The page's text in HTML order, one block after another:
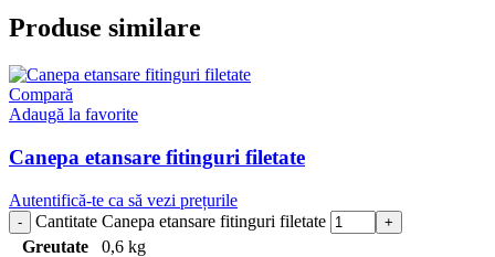
Produse similare
Compară
Adaugă la favorite
Canepa etansare fitinguri filetate
Autentifică-te ca să vezi prețurile
Cantitate Canepa etansare fitinguri filetate
Greutate
0,6 kg